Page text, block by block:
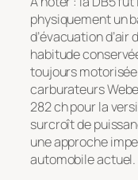
physiquement un
d’évacuation d’air
habitude
toujours
carburateurs
282 ch pour la
surcroît de
une approche
automobile actuel.